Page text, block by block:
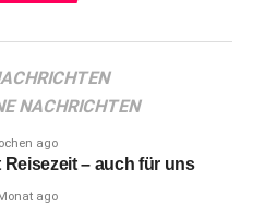
NACHRICHTEN
ago
Reisezeit – auch für uns
ago